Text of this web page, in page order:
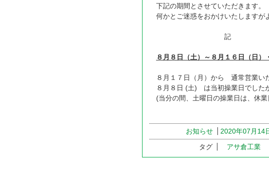
下記の期間とさせていただきます。
何かとご迷惑をおかけいたしますが
記
８月８日（土）～８月１６日（日）
８月１７日（月）から 通常営業い
８月８日 (土) は当初操業日でした
(当分の間、土曜日の操業日は、休業
お知らせ 2020年07月14
タグ
アサ倉工業